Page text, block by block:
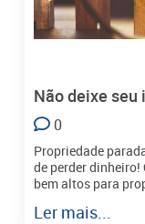
Não deixe
0
Propriedade
de perder dinheiro!
bem altos para
Ler mais...